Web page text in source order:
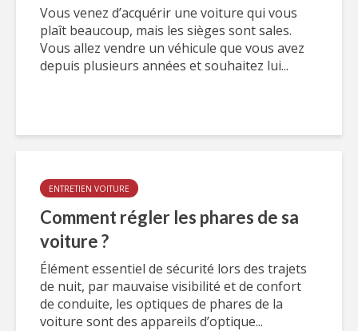
Vous venez d’acquérir une voiture qui vous
plaît beaucoup, mais les sièges sont sales.
Vous allez vendre un véhicule que vous avez
depuis plusieurs années et souhaitez lui...
ENTRETIEN VOITURE
Comment régler les phares de sa
voiture ?
Élément essentiel de sécurité lors des trajets
de nuit, par mauvaise visibilité et de confort
de conduite, les optiques de phares de la
voiture sont des appareils d’optique...